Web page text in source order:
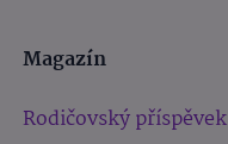
Magazín
Rodičovský příspěvek